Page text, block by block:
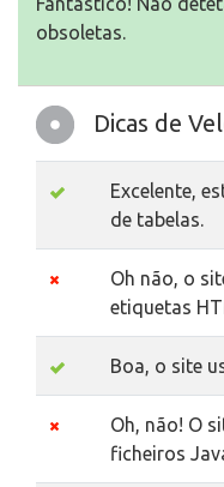
obsoletas.
Dicas de
Excelente,
de tabelas.
Oh não, o
etiquetas
Boa, o site
Oh, não! O
ficheiros